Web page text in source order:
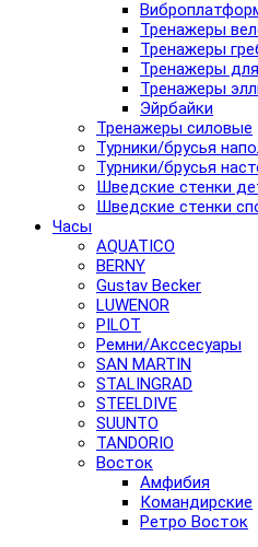
Тренажеры
Тренажеры
Тренажеры
Тренажеры
Эйрбайки
Тренажеры силовые
Турники/брусья
Турники/брусья
Шведские стенки
Шведские стенки
Часы
AQUATICO
BERNY
Gustav Becker
LUWENOR
PILOT
Pемни/Акссесуары
SAN MARTIN
STALINGRAD
STEELDIVE
SUUNTO
TANDORIO
Восток
Амфибия
Командирские
Ретро Восток